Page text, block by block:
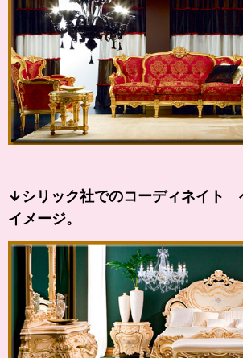
↓シリック社でのコーディネイト
イメージ。